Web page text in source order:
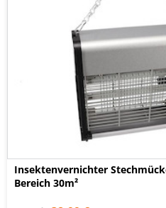
Insektenvernichter
Bereich 30m²